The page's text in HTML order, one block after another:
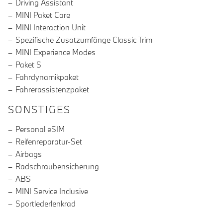
Driving Assistant
MINI Paket Care
MINI Interaction Unit
Spezifische Zusatzumfänge Classic Trim
MINI Experience Modes
Paket S
Fahrdynamikpaket
Fahrerassistenzpaket
SONSTIGES
Personal eSIM
Reifenreparatur-Set
Airbags
Radschraubensicherung
ABS
MINI Service Inclusive
Sportlederlenkrad